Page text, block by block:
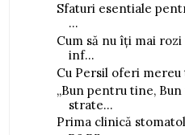
Sfaturi esentiale
...
Cum să nu îți mai
inf...
Cu Persil oferi mereu
„Bun pentru tine,
strate...
Prima clinică